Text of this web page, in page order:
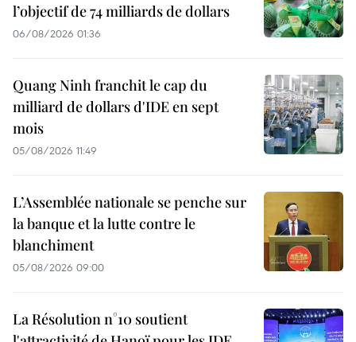
l’objectif de 74 milliards de dollars
06/08/2026 01:36
Quang Ninh franchit le cap du
milliard de dollars d'IDE en sept
mois
05/08/2026 11:49
L’Assemblée nationale se penche sur
la banque et la lutte contre le
blanchiment
05/08/2026 09:00
La Résolution n°10 soutient